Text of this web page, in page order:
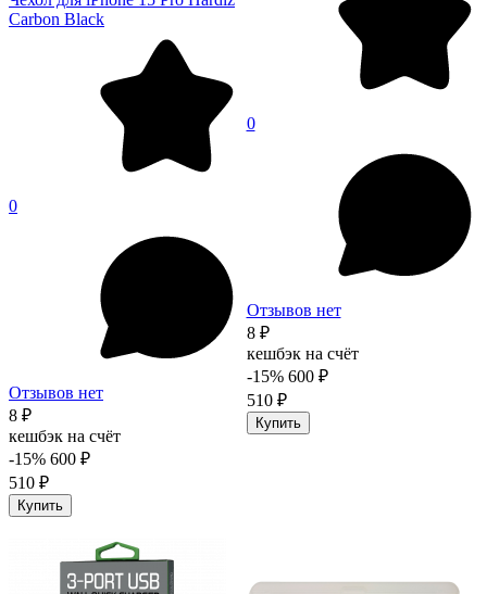
Carbon Black
0
Отзывов нет
8 ₽
кешбэк на счёт
-15% 600 ₽
510 ₽
Купить
0
Отзывов нет
8 ₽
кешбэк на счёт
-15% 600 ₽
510 ₽
Купить